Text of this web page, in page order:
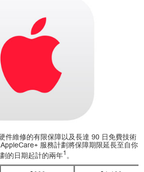
件維修的有限保障以及長達 90 日免費技術
服務計劃將保障期限延長至自你
的日期起計的兩年1 。